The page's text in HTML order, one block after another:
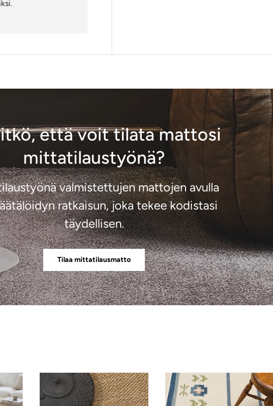
että voit tilata mattosi
mittatilaustyönä?
valmistettujen mattojen avulla
ratkaisun, joka tekee kodistasi
täydellisen.
Tilaa mittatilausmatto